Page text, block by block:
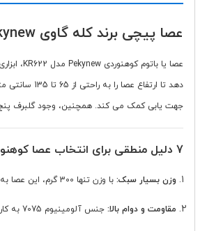
عصا پیچی برند کله گاوی Pekynew مدل KR622
دهد تا
جهت یابی کمک می کند. همچنین، وجود گلبرف پنج
7 دلیل منطقی برای انتخاب عصا کوهنوردی Pekynew مدل KR622
وزن بسیار سبک: با وزن تنها 300 گرم، این عصا به راحتی حمل می شود و در طول مسیرهای طولانی باعث خستگی کمتر شما خواهد شد.
مقاومت و دوام بالا: جنس آلومینیوم 7075 به کار رفته در آن، مقاومت فوق العاده ای در برابر فشار و ضربه دارد و طول عمر طولانی محصول را تضمین می کند.